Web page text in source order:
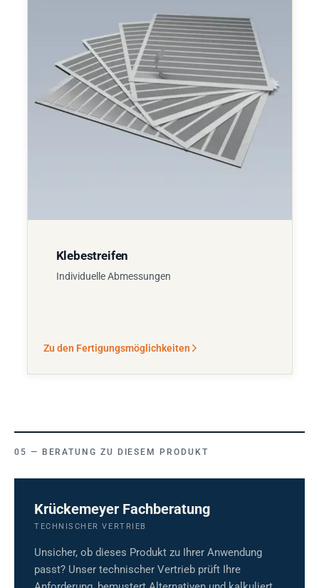
Klebestreifen
Individuelle Abmessungen
Zu den Fertigungsmöglichkeiten
BERATUNG ZU DIESEM PRODUKT
Krückemeyer Fachberatung
TECHNISCHER VERTRIEB
Unsicher, ob dieses Produkt zu Ihrer Anwendung
passt? Unser technischer Vertrieb prüft Ihre